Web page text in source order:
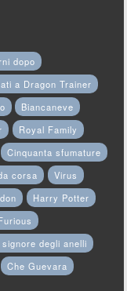
dopo
a Dragon Trainer
Biancaneve
Royal Family
Cinquanta sfumature
corsa
Virus
Harry Potter
signore degli anelli
Che Guevara